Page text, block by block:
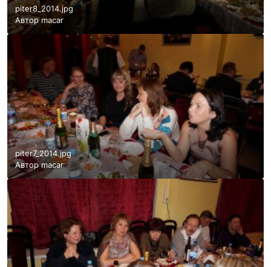
piter8_2014.jpg
Авторmacar
piter7_2014.jpg
Авторmacar